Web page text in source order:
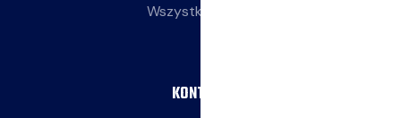
Wszystkie wpisy
KONTAKT